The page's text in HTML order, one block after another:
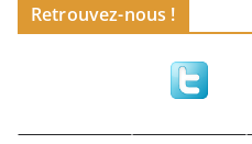
Retrouvez-nous !